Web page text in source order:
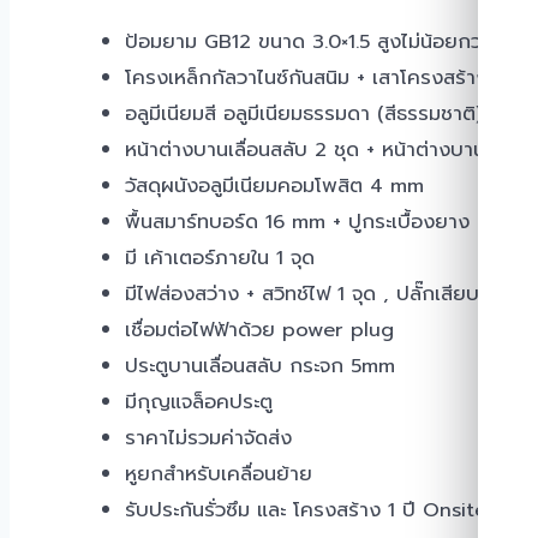
ป้อมยาม GB12 ขนาด 3.0×1.5 สูงไม่น้อยกว่า 2.5 เ
โครงเหล็กกัลวาไนซ์กันสนิม + เสาโครงสร้างกรุบังใ
อลูมีเนียมสี อลูมีเนียมธรรมดา (สีธรรมชาติ)
หน้าต่างบานเลื่อนสลับ 2 ชุด + หน้าต่างบานตาย 1
วัสดุผนังอลูมีเนียมคอมโพสิต 4 mm
พื้นสมาร์ทบอร์ด 16 mm + ปูกระเบื้องยาง
มี เค้าเตอร์ภายใน 1 จุด
มีไฟส่องสว่าง + สวิทช์ไฟ 1 จุด , ปลั๊กเสียบ 2 ช่อง
เชื่อมต่อไฟฟ้าด้วย power plug
ประตูบานเลื่อนสลับ กระจก 5mm
มีกุญแจล็อคประตู
ราคาไม่รวมค่าจัดส่ง
หูยกสำหรับเคลื่อนย้าย
รับประกันรั่วซึม และ โครงสร้าง 1 ปี Onsite